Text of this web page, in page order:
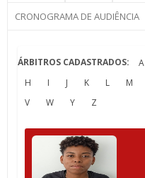
CRONOGRAMA DE AUDIÊNCIA
ÁRBITROS CADASTRADOS: A
H
I J K L M
V
W Y Z